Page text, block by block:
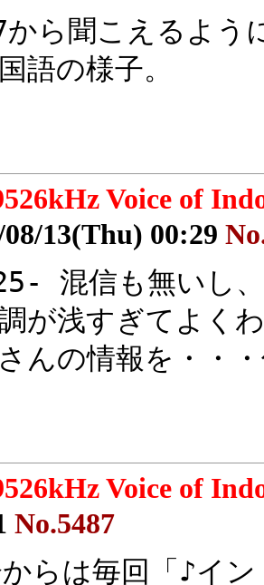
から聞こえるよう
語の様子。
Voice of
08/13(Thu) 00:29
混信も無いし
が浅すぎてよく
んの情報を・・
Voice of
No.5487
らは毎回「♪イ